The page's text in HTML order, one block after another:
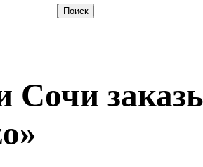
Сочи